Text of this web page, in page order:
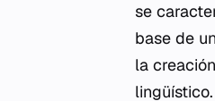
se
base de
la
lingüístico.